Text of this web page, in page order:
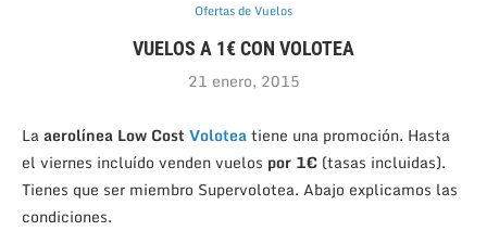
Ofertas de Vuelos
VUELOS A 1€ CON VOLOTEA
21 enero, 2015
Laaerolínea Low Cost Voloteatiene una promoción. Hasta
el viernes incluído venden vuelos por 1€ (tasas incluidas).
Tienes que ser miembro Supervolotea. Abajo explicamos las
condiciones.